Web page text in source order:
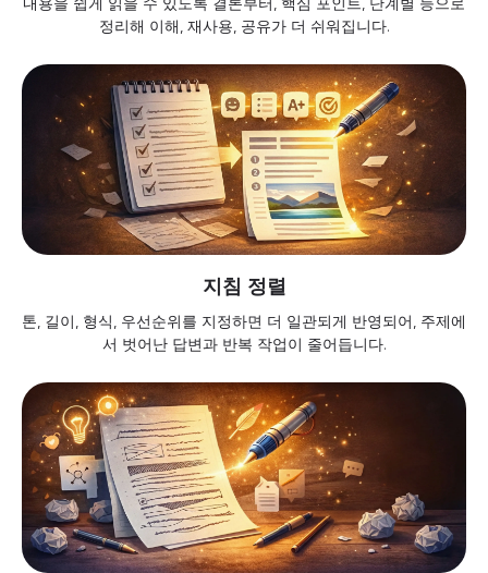
정리해 이해, 재사용, 공유가 더 쉬워집니다.
지침 정렬
톤, 길이, 형식, 우선순위를 지정하면 더 일관되게 반영되어, 주제에
서 벗어난 답변과 반복 작업이 줄어듭니다.